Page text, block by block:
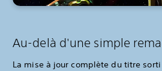
Au-delà d'une simple
La mise à jour complète du titre sorti